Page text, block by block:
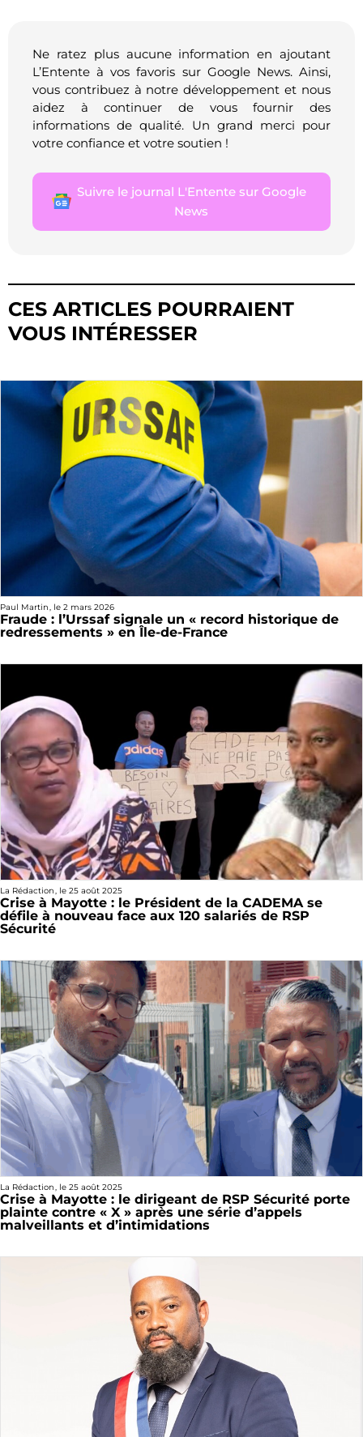
Ne ratez plus aucune information en ajoutant
L’Entente à vos favoris sur Google News. Ainsi,
vous contribuez à notre développement et nous
aidez à continuer de vous fournir des
informations de qualité. Un grand merci pour
votre confiance et votre soutien !
Suivre le journal L'Entente sur Google
News
CES ARTICLES POURRAIENT
VOUS INTÉRESSER
Paul Martin, le 2 mars 2026
Fraude : l’Urssaf signale un « record historique de
redressements » en Île-de-France
La Rédaction, le 25 août 2025
Crise à Mayotte : le Président de la CADEMA se
défile à nouveau face aux 120 salariés de RSP
Sécurité
La Rédaction, le 25 août 2025
Crise à Mayotte : le dirigeant de RSP Sécurité porte
plainte contre « X » après une série d’appels
malveillants et d’intimidations